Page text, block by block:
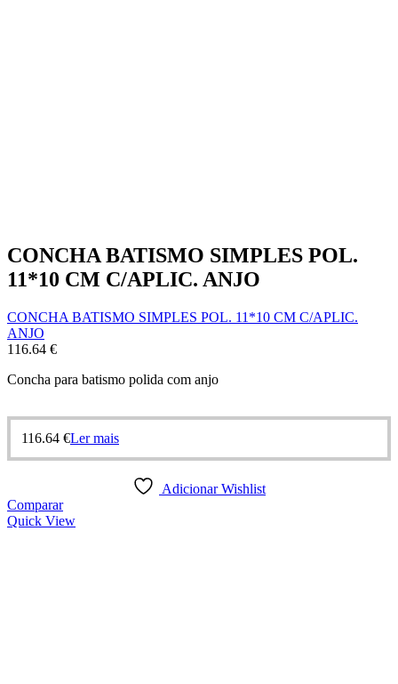
CONCHA BATISMO SIMPLES POL.
11*10 CM C/APLIC. ANJO
CONCHA BATISMO SIMPLES POL. 11*10 CM C/APLIC.
ANJO
116.64 €
Concha para batismo polida com anjo
116.64 €Ler mais
Adicionar Wishlist
Comparar
Quick View